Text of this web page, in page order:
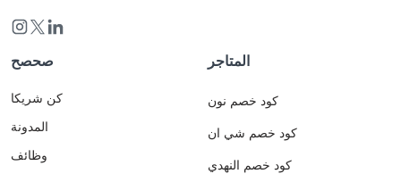
صحصح
كن شريكا
المدونة
وظائف
المتاجر
كود خصم نون
كود خصم شي ان
كود خصم النهدي